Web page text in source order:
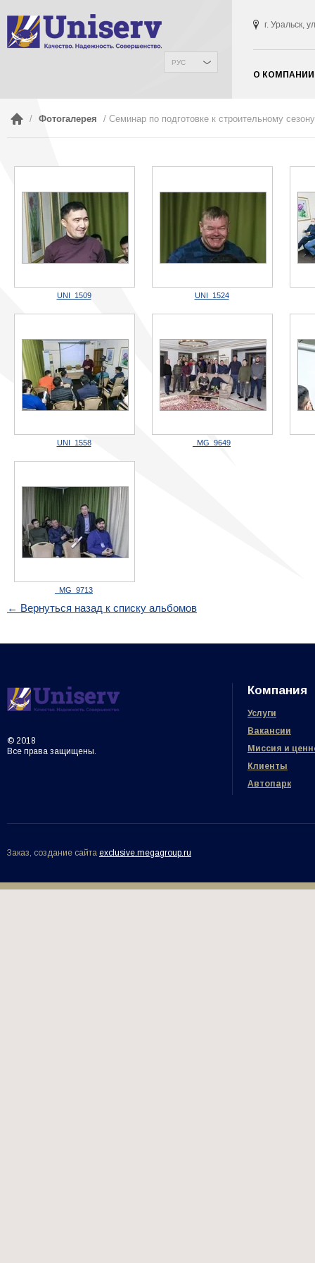
РУС
г. Уральск,
О КОМПАНИИ
/ Фотогалерея / Семинар по подготовке к строительному
UNI_1509 UNI_1524
UNI_1558 _MG_9649
_MG_9713
← Вернуться назад к списку альбомов
© 2018
Все права защищены.
Компания
Услуги
Вакансии
Миссия и
Клиенты
Автопарк
Заказ, создание сайта exclusive.megagroup.ru